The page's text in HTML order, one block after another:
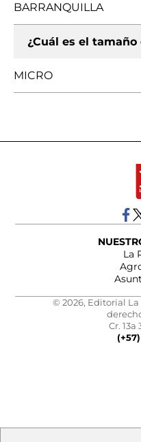
BARRANQUILLA
¿Cuál es el
MICRO
La
© 2026, Editorial La
Cr. 13a